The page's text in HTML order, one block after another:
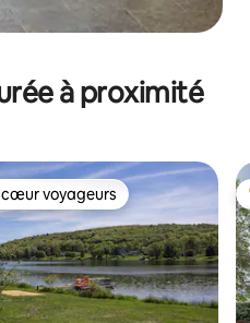
à proximité
voyageurs les plus appréciés
voyageurs